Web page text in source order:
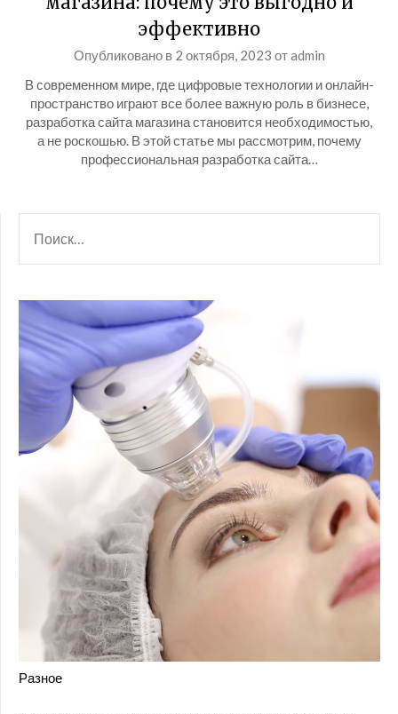
эффективно
Опубликовано в 2 октября, 2023 отadmin
В современном мире, где цифровые технологии и онлайн-
пространство играют все более важную роль в бизнесе,
разработка сайта магазина становится необходимостью,
а не роскошью. В этой статье мы рассмотрим, почему
профессиональная разработка сайта…
Разное